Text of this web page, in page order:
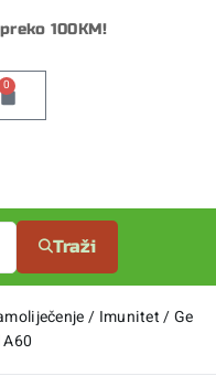
100KM!
0
Traži
/ Imunitet /Ge